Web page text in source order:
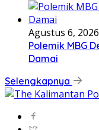
Agustus 6, 2026
Polemik MBG
Damai
Selengkapnya